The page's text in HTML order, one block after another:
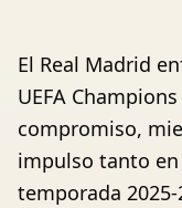
El Real Madrid
UEFA
compromiso,
impulso tanto
temporada 2025-